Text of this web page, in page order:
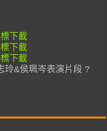
下載
下載
下載
玲&侯珮岑表演片段 ?